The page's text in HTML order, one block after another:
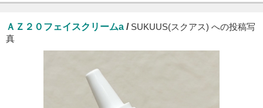
ＡＺ２０フェイスクリームa / SUKUUS(スクアス) への投稿写
真